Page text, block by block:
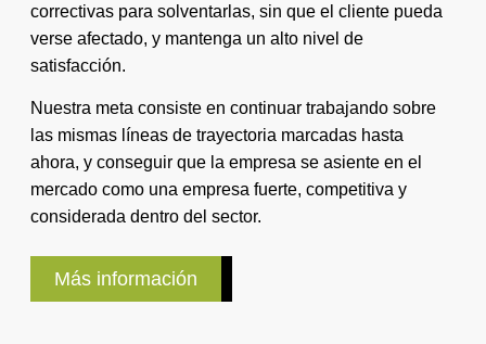
correctivas para solventarlas, sin que el cliente pueda
verse afectado, y mantenga un alto nivel de
satisfacción.
Nuestra meta consiste en continuar trabajando sobre
las mismas líneas de trayectoria marcadas hasta
ahora, y conseguir que la empresa se asiente en el
mercado como una empresa fuerte, competitiva y
considerada dentro del sector.
Más información